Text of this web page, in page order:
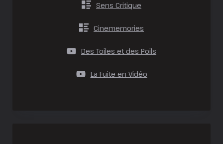
Sens Critique
Cinememories
Des Toiles et des Poils
La Fuite en Vidéo